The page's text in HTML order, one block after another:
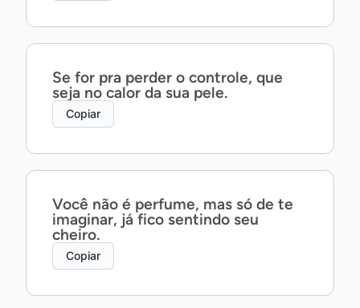
Se for pra perder o controle, que
seja no calor da sua pele.
Copiar
Você não é perfume, mas só de te
imaginar, já fico sentindo seu
cheiro.
Copiar